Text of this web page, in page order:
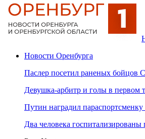
Новости Оренбурга
Паслер посетил раненых бойцов
Девушка-арбитр и голы в первом
Путин наградил
Два человека